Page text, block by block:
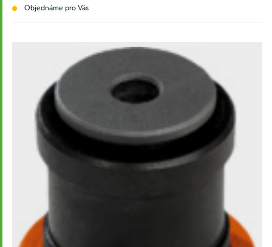
Objednáme pro Vás